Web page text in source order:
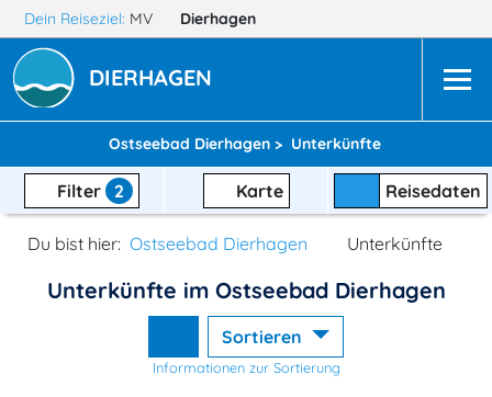
Dein Reiseziel: MV Dierhagen
DIERHAGEN
Ostseebad Dierhagen > Unterkünfte
Filter 2 Karte Reisedaten
Du bist hier: Ostseebad Dierhagen Unterkünfte
Unterkünfte im Ostseebad Dierhagen
Sortieren
Informationen zur Sortierung